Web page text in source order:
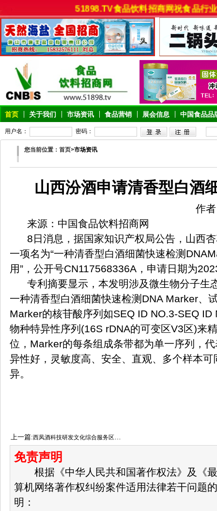
51898.TV食品饮料招商网祝食品行业
首页 关于我们 市场资讯 食品营销 展会信息 中国食品品
用户名： 密码：
您当前位置：首页>市场资讯
山西汾酒申请清香型白酒
作者：佚名 日期
来源：中国食品饮料招商网
8日消息，据国家知识产权局公告，山西杏
一项名为“一种清香型白酒细菌快速检测
用”，公开号CN117568336A，申请日期为
专利摘要显示，本发明涉及微生物分子生
一种清香型白酒细菌快速检测DNA Marker、
Marker的核苷酸序列如SEQ ID NO.3‑SEQ
物种特异性序列(16S rDNA的可变区V3区)来
位，Marker的每条组成条带都为单一序列，
异性好，灵敏度高、安全、直观、多个样本
异。
上一篇:西凤酒科技研发文化综合服务区开工，投资约4.6亿元
免责声明
根据《中华人民共和国著作权法》及《最
算机网络著作权纠纷案件适用法律若干问题
明：